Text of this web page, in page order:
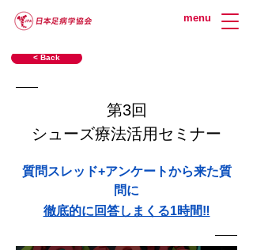
menu
< Back
第3回
シューズ療法活用セミナー
質問スレッド+アンケートから来た質
問に
徹底的に回答しまくる1時間‼︎